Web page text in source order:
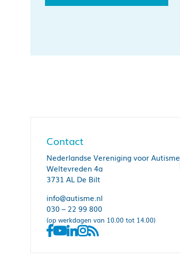
Contact
Nederlandse Vereniging voor Autisme
Weltevreden 4a
3731 AL De Bilt
info@autisme.nl
030 – 22 99 800
(op werkdagen van 10.00 tot 14.00)